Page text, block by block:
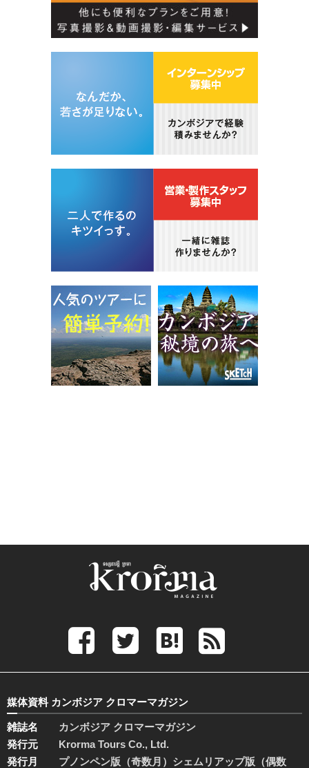
媒体資料 カンボジア クロマーマガジン
雑誌名
カンボジア クロマーマガジン
発行元
Krorma Tours Co., Ltd.
発行月
プノンペン版（奇数月）シェムリアップ版（偶数